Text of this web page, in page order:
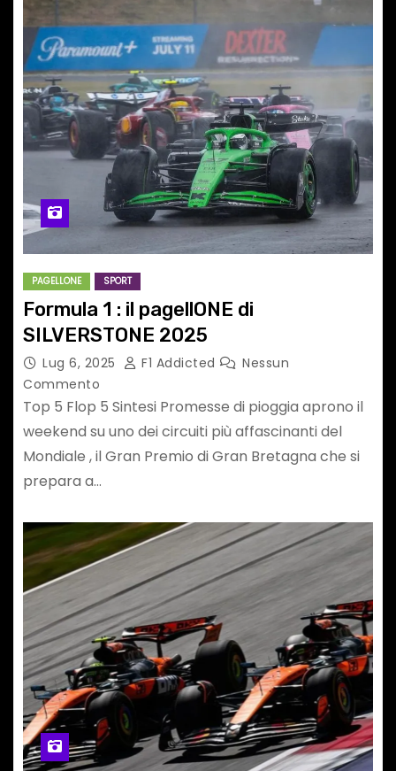
PAGELLONE SPORT
Formula 1 : il pagellONE di
SILVERSTONE 2025
Lug 6, 2025 F1 Addicted
Nessun
Commento
Top 5 Flop 5 Sintesi Promesse di pioggia aprono il
weekend su uno dei circuiti più affascinanti del
Mondiale , il Gran Premio di Gran Bretagna che si
prepara a…